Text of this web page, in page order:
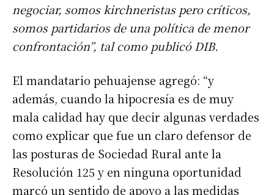
negociar, somos kirchneristas pero críticos,
somos partidarios de una política de menor
confrontación”, tal como publicó DIB.
El mandatario pehuajense agregó: “y
además, cuando la hipocresía es de muy
mala calidad hay que decir algunas verdades
como explicar que fue un claro defensor de
las posturas de Sociedad Rural ante la
Resolución 125 y en ninguna oportunidad
marcó un sentido de apoyo a las medidas